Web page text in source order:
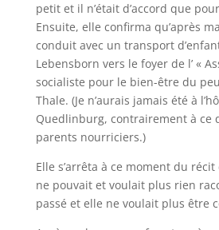
petit et il n’était d’accord que
Ensuite, elle confirma qu’après
conduit avec un transport
Lebensborn vers le foyer de l’ «
socialiste pour le bien-être du
Thale. (Je n’aurais jamais été à
Quedlinburg, contrairement à ce
parents nourriciers.)
Elle s’arrêta à ce moment du récit
ne pouvait et voulait plus rien
passé et elle ne voulait plus être